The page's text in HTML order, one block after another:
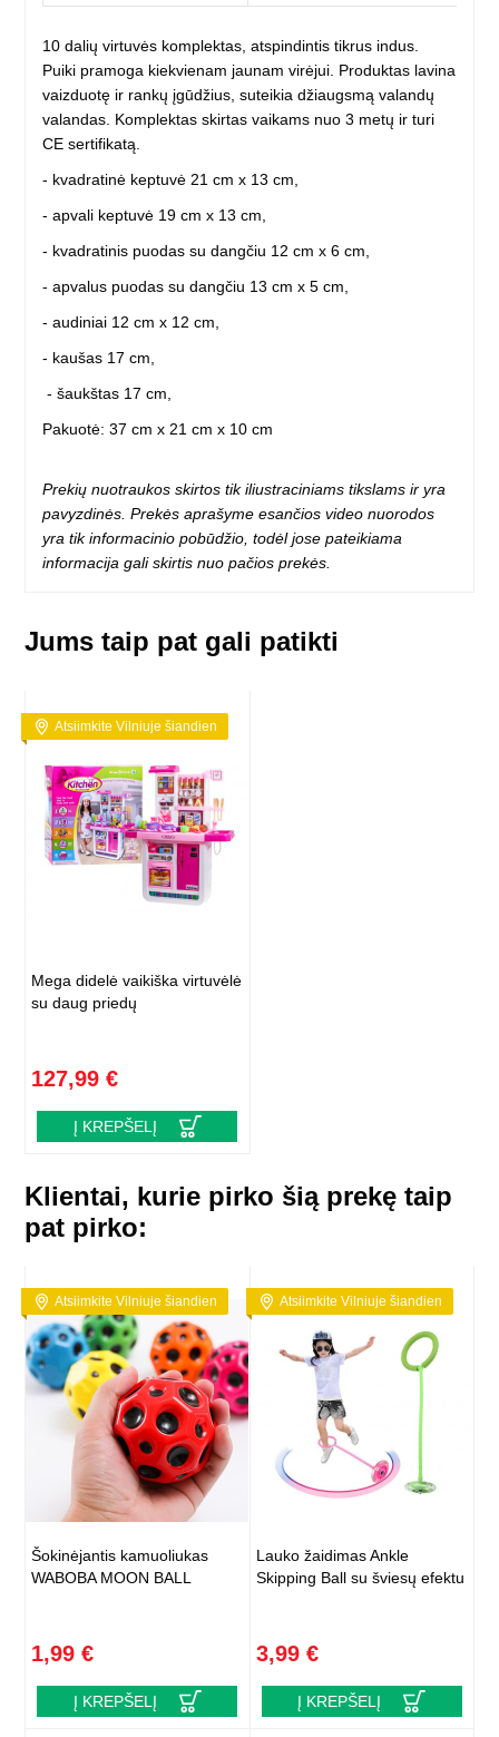
10 dalių virtuvės komplektas, atspindintis tikrus indus.
Puiki pramoga kiekvienam jaunam virėjui. Produktas lavina
vaizduotę ir rankų įgūdžius, suteikia džiaugsmą valandų
valandas. Komplektas skirtas vaikams nuo 3 metų ir turi
CE sertifikatą.
- kvadratinė keptuvė 21 cm x 13 cm,
- apvali keptuvė 19 cm x 13 cm,
- kvadratinis puodas su dangčiu 12 cm x 6 cm,
- apvalus puodas su dangčiu 13 cm x 5 cm,
- audiniai 12 cm x 12 cm,
- kaušas 17 cm,
- šaukštas 17 cm,
Pakuotė: 37 cm x 21 cm x 10 cm
Prekių nuotraukos skirtos tik iliustraciniams tikslams ir yra
pavyzdinės. Prekės aprašyme esančios video nuorodos
yra tik informacinio pobūdžio, todėl jose pateikiama
informacija gali skirtis nuo pačios prekės.
Jums taip pat gali patikti
Atsiimkite Vilniuje šiandien
Mega didelė vaikiška virtuvėlė
su daug priedų
127,99 €
Į KREPŠELĮ
Klientai, kurie pirko šią prekę taip
pat pirko:
Atsiimkite Vilniuje šiandien
Šokinėjantis kamuoliukas
WABOBA MOON BALL
1,99 €
Į KREPŠELĮ
Atsiimkite Vilniuje šiandien
Lauko žaidimas Ankle
Skipping Ball su šviesų efektu
3,99 €
Į KREPŠELĮ